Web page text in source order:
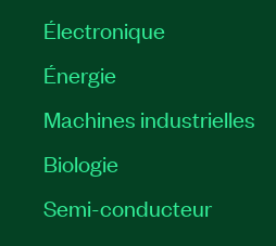
Électronique
Énergie​
Machines industrielles
Biologie
Semi-conducteur